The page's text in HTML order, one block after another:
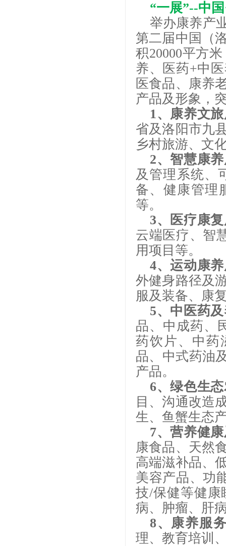
“一展”--中
举办康养产
第二届中国（
积20000平方
养、医药+中
医食品、康养
产品及形象，
1、康养文
省及洛阳市九
乡村旅游、文
2、智慧康
及管理系统、
备、健康管理
等。
3、医疗康
云端医疗、智
用项目等。
4、运动康
外健身路径及
服及装备、康
5、中医药
品、中成药、
药饮片、中药
品、中式药油
产品。
6、绿色生
目、沟通改造
生、鱼蟹生态
7、营养健
康食品、天然
高端滋补品、
美容产品、功
技/保健等健康
病、肿瘤、肝
8、康养服
理、教育培训